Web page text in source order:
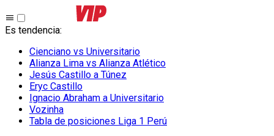
Es tendencia:
Cienciano vs Universitario
Alianza Lima vs Alianza Atlético
Jesús Castillo a Túnez
Eryc Castillo
Ignacio Abraham a Universitario
Vozinha
Tabla de posiciones Liga 1 Perú